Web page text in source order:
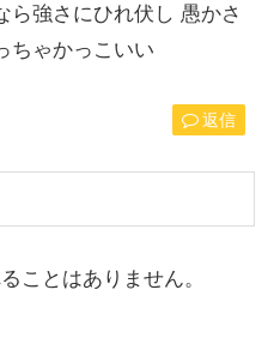
ら強さにひれ伏し 愚かさ
ちゃかっこいい
返信
ことはありません。